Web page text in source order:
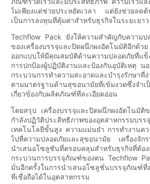
ไม่เพียงแต่ช่วยประหยัดเวลา แต่ยังช่วยล
เป็นการลงทุนที่คุ้มค่าสำหรับธุรกิจในระยะยาว
Techflow Pack ยังให้ความสำคัญกับความป
ของเครื่องบรรจุและปิดผนึกผงอัตโนมัติอีกด้ว
ออกแบบให้มีคุณสมบัติด้านความปลอดภัยที่แข็
การปกป้องผู้ปฏิบัติงานและป้องกันอุบัติเหตุ น
กระบวนการทำความสะอาดและบำรุงรักษาที่ง่
ตามมาตรฐานด้านสุขอนามัยที่เข้มงวดซึ่งจำเ
เกี่ยวข้องกับผลิตภัณฑ์ที่ละเอียดอ่อน
โดยสรุป เครื่องบรรจุและปิดผนึกผงอัตโนมัติ
กำลังปฏิวัติประสิทธิภาพของอุตสาหก
เทคโนโลยีขั้นสูง ความแม่นยำ การทำงานคว
ไปที่ความปลอดภัยและสุขอนามัย เครื่องจัก
นำเสนอโซลูชันที่ครอบคลุมสำหรับธุรกิจที่ต้อง
กระบวนการบรรจุภัณฑ์ของตน Techflow
มั่นอีกครั้งในการนำเสนอโซลูชั่นบรรจุภัณฑ์
ที่เชื่อถือได้ในอุตสาหกรรม